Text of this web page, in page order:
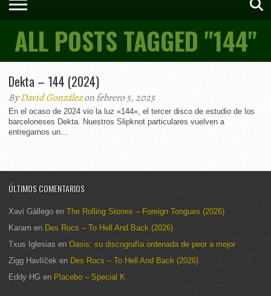
ALL POSTS TAGGED "144"
Dekta – 144 (2024)
ByDavid Gonzálezon febrero 5, 2025
En el ocaso de 2024 vio la luz «144», el tercer disco de estudio de los
barceloneses Dekta. Nuestros Slipknot particulares vuelven a
entregarnos un...
ÚLTIMOS COMENTARIOS
Xavi Gàllego en The Rolling Stones – Foreign Tongues (2026)
Karam en Des Rocs – To Hell And Back (2026)
Txus Iglesias en Oasis: su discografía ordenada de peor a mejor
Zigg Havlíček en Des Rocs – To Hell And Back (2026)
Eddy HG en Placebo – Special K